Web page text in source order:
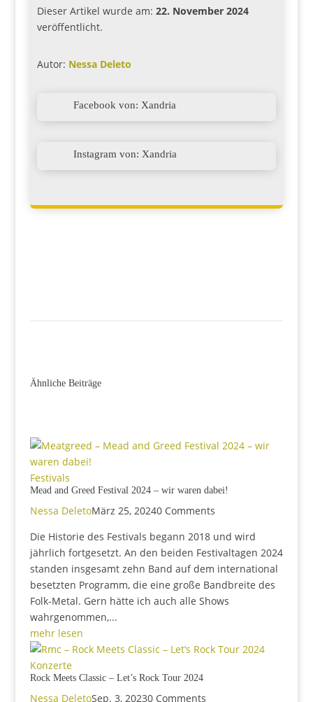
Dieser Artikel wurde am: 22. November 2024
veröffentlicht.
Autor: Nessa Deleto
Facebook von: Xandria
Instagram von: Xandria
Ähnliche Beiträge
Festivals
Mead and Greed Festival 2024 – wir waren dabei!
Nessa DeletoMärz 25, 20240 Comments
Die Historie des Festivals begann 2018 und wird
jährlich fortgesetzt. An den beiden Festivaltagen 2024
standen insgesamt zehn Band auf dem international
besetzten Programm, die eine große Bandbreite des
Folk-Metal. Gern hätte ich auch alle Shows
wahrgenommen,...
mehr lesen
Konzerte
Rock Meets Classic – Let’s Rock Tour 2024
Nessa DeletoSep. 3, 20230 Comments